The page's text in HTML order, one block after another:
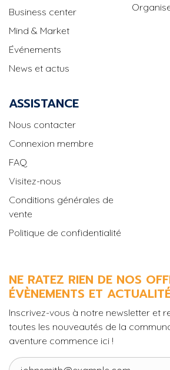
Business center
Mind & Market
Événements
News et actus
ASSISTANCE
Nous contacter
Connexion membre
FAQ
Visitez-nous
Conditions générales de
vente
Politique de confidentialité
NE RATEZ RIEN DE NOS
ÉVÈNEMENTS ET
Inscrivez-vous à notre newsletter et
toutes les nouveautés de la
aventure commence ici !